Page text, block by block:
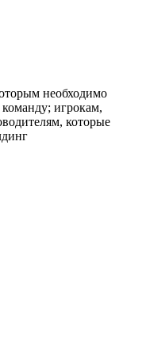
необходимо
игрокам,
которые